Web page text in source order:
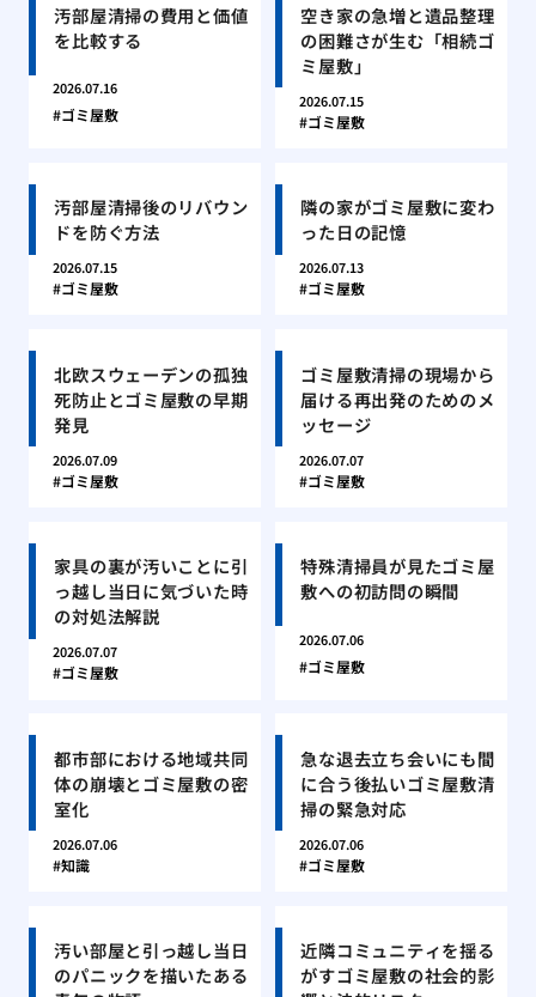
汚部屋清掃の費用と価値
を比較する
2026.07.16
ゴミ屋敷
空き家の急増と遺品整理
の困難さが生む「相続ゴ
ミ屋敷」
2026.07.15
ゴミ屋敷
汚部屋清掃後のリバウン
ドを防ぐ方法
2026.07.15
ゴミ屋敷
隣の家がゴミ屋敷に変わ
った日の記憶
2026.07.13
ゴミ屋敷
北欧スウェーデンの孤独
死防止とゴミ屋敷の早期
発見
2026.07.09
ゴミ屋敷
ゴミ屋敷清掃の現場から
届ける再出発のためのメ
ッセージ
2026.07.07
ゴミ屋敷
家具の裏が汚いことに引
っ越し当日に気づいた時
の対処法解説
2026.07.07
ゴミ屋敷
特殊清掃員が見たゴミ屋
敷への初訪問の瞬間
2026.07.06
ゴミ屋敷
都市部における地域共同
体の崩壊とゴミ屋敷の密
室化
2026.07.06
知識
急な退去立ち会いにも間
に合う後払いゴミ屋敷清
掃の緊急対応
2026.07.06
ゴミ屋敷
汚い部屋と引っ越し当日
のパニックを描いたある
近隣コミュニティを揺る
がすゴミ屋敷の社会的影